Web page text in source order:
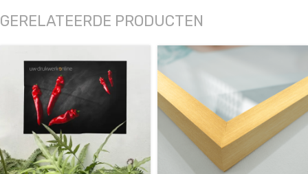
GERELATEERDE PRODUCTEN